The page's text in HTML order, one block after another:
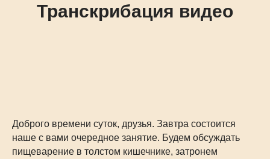
Транскрибация видео
Доброго времени суток, друзья. Завтра состоится
наше с вами очередное занятие. Будем обсуждать
пищеварение в толстом кишечнике, затронем